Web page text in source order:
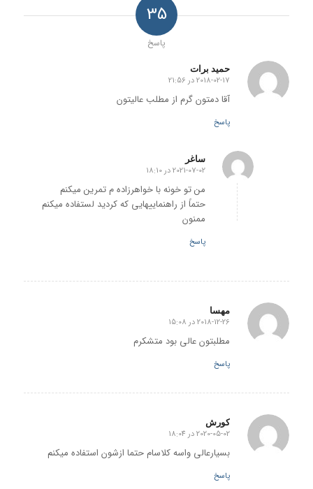
35
پاسخ
حمید برات
گفته:
2018-02-17 در 21:56
آقا دمتون گرم از مطلب عالیتون
پاسخ
ساغر
گفته:
2021-07-02 در 18:10
من تو خونه با خواهرزاده م تمرین میکنم
حتماً از راهنماییهایی که کردید لستفاده میکنم
ممنون
پاسخ
مهسا
گفته:
2018-12-26 در 15:08
مطلبتون عالی بود متشکرم
پاسخ
کورش
گفته:
2020-05-02 در 18:04
بسیارعالی واسه کلاسام حتما ازشون استفاده میکنم
پاسخ